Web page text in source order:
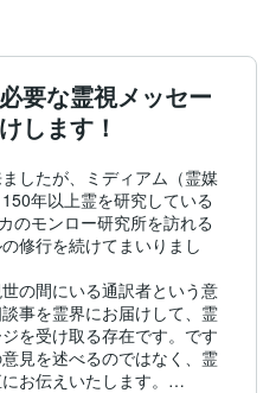
要な霊視メッセー
します！
したが、ミディアム（霊媒
年以上霊を研究している
のモンロー研究所を訪れる
修行を続けてまいりまし
の間にいる通訳者という意
事を霊界にお届けして、霊
を受け取る存在です。です
見を述べるのではなく、霊
お伝えいたします。